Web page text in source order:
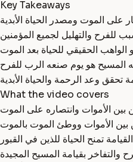
Key Takeaways
What the video covers